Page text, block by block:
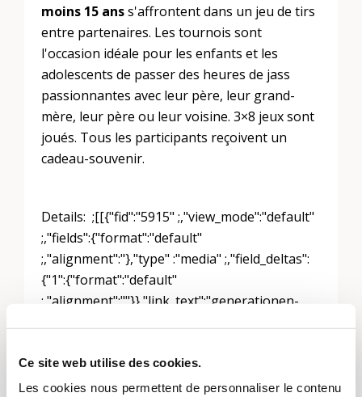
Ce site web utilise des cookies.
Les cookies nous permettent de personnaliser le contenu
moins 15 anss'affrontent dans un jeu de tirs
entre partenaires. Les tournois sont
l'occasion idéale pour les enfants et les
adolescents de passer des heures de jass
passionnantes avec leur père, leur grand-
mère, leur père ou leur voisine. 3×8 jeux sont
joués. Tous les participants reçoivent un
cadeau-souvenir.
Details: ;[[{"fid":"5915" ;,"view_mode":"default"
;,"fields":{"format":"default"
;,"alignment":"},"type" :"media" ;,"field_deltas":
{"1":{"format":"default"
;,"alignment":""}},"link_text":"generationen-